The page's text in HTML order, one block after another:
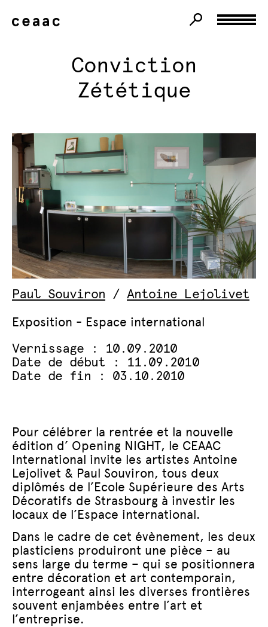
Conviction
Zététique
Paul Souviron / Antoine Lejolivet
Exposition - Espace international
Vernissage : 10.09.2010
Date de début : 11.09.2010
Date de fin : 03.10.2010
Pour célébrer la rentrée et la nouvelle
édition d’ Opening NIGHT, le CEAAC
International invite les artistes Antoine
Lejolivet & Paul Souviron, tous deux
diplômés de l’Ecole Supérieure des Arts
Décoratifs de Strasbourg à investir les
locaux de l’Espace international.
Dans le cadre de cet évènement, les deux
plasticiens produiront une pièce – au
sens large du terme – qui se positionnera
entre décoration et art contemporain,
interrogeant ainsi les diverses frontières
souvent enjambées entre l’art et
l’entreprise.